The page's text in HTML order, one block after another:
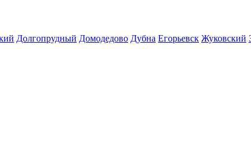
Долгопрудный Домодедово Дубна Егорьевск Жуковский